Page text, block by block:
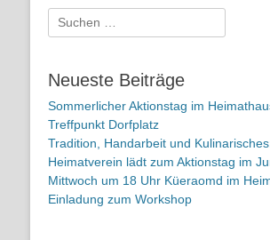
Suchen
nach:
Neueste Beiträge
Sommerlicher Aktionstag im
Treffpunkt Dorfplatz
Tradition, Handarbeit und
Heimatverein lädt zum Aktionstag im
Mittwoch um 18 Uhr Küeraomd im
Einladung zum Workshop